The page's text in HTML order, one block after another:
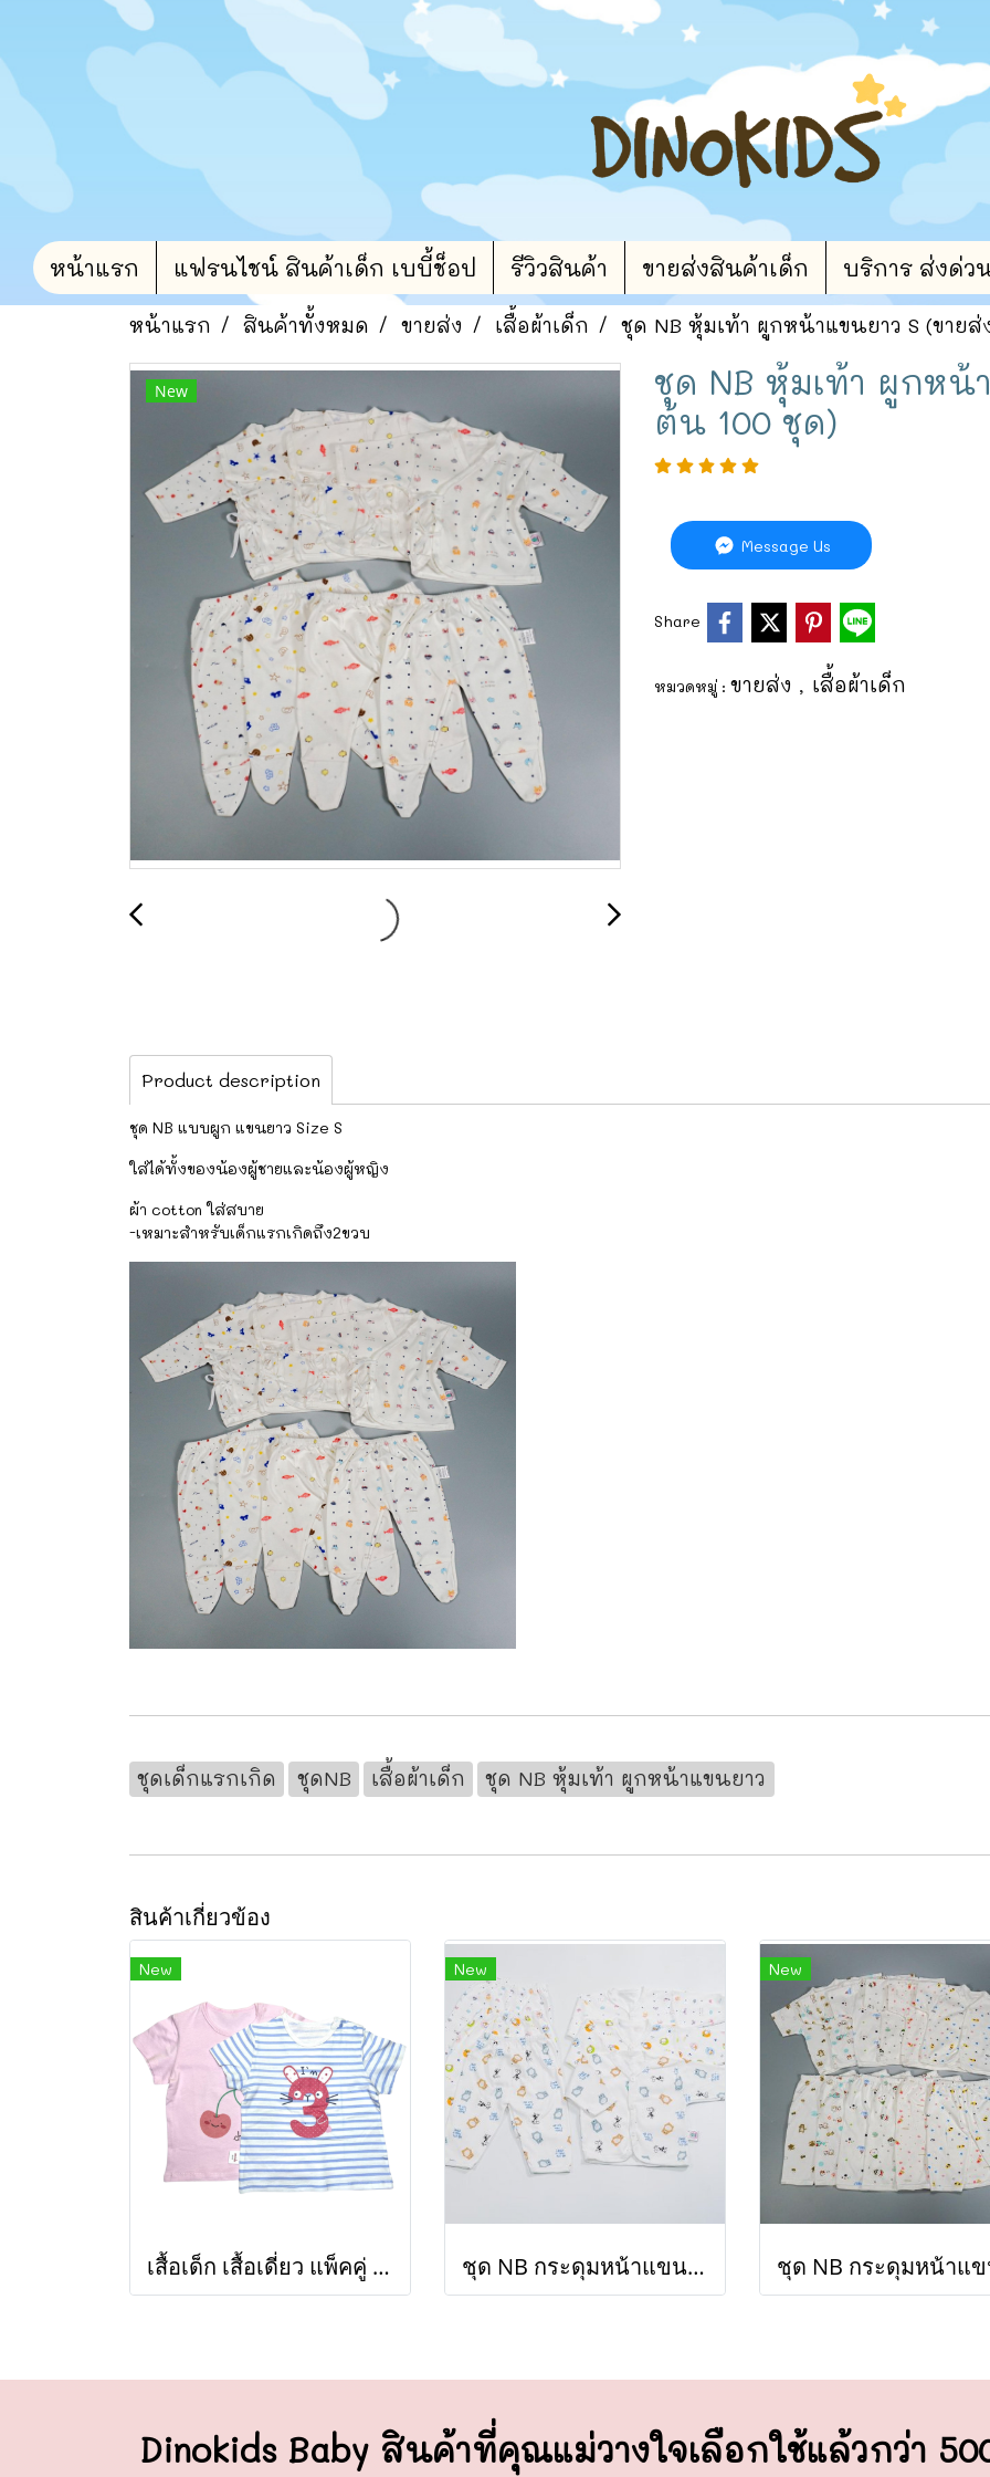
หน้าแรก แฟรนไชน์ สินค้าเด็ก เบบี้ช็อป รีวิวสินค้า ขายส่งสินค้าเด็ก บริการ ส่งด่ว
หน้าแรก สินค้าทั้งหมด ขายส่ง เสื้อผ้าเด็ก ชุด NB หุ้มเท้า ผูกหน้าแขนยาว S (ขาย
New
ชุด NB หุ้มเท้า ผูกหน้
ต้น 100 ชุด)
Message Us
Share
หมวดหมู่ : ขายส่ง , เสื้อผ้าเด็ก
Product description
ชุด NB แบบผูก แขนยาว Size S
ใส่ได้ทั้งของน้องผู้ชายและน้องผู้หญิง
ผ้า cotton ใส่สบาย
-เหมาะสำหรับเด็กแรกเกิดถึง2ขวบ
ชุดเด็กแรกเกิด ชุดNB เสื้อผ้าเด็ก ชุด NB หุ้มเท้า ผูกหน้าแขนยาว
สินค้าเกี่ยวข้อง
New
เสื้อเด็ก เสื้อเดี่ยว แพ็คคู่ OMIDO (ขายส่งเริ่มต้น 100 ตัว )
New
ชุด NB กระดุมหน้าแขนยาว (ขายส่งเริ่มต้น 100 ชุด)
New
Dinokids Baby สินค้าที่คุณแม่วางใจเลือกใช้แล้วกว่า